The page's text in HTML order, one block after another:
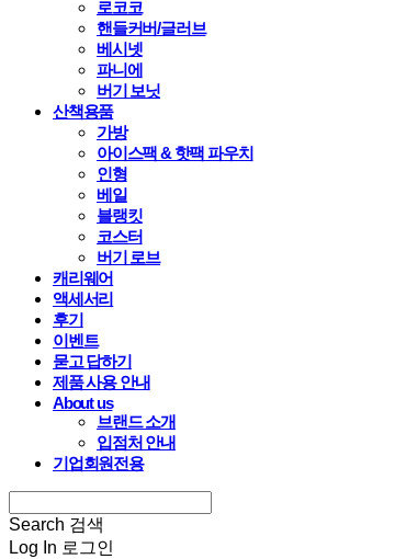
로코코
핸들커버/글러브
베시넷
파니에
버기 보닛
산책용품
가방
아이스팩 & 핫팩 파우치
인형
베일
블랭킷
코스터
버기 로브
캐리웨어
액세서리
후기
이벤트
묻고 답하기
제품 사용 안내
About us
브랜드 소개
입점처 안내
기업회원전용
Search 검색
Log In 로그인